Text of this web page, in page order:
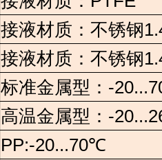
接液材质：不锈钢
接液材质：不锈钢
标准金属型： -
高温金属型： -
PP:-20...70℃